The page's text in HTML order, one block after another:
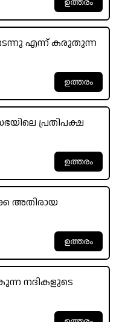
എന്ന് കരുതുന്ന
പ്രതിപക്ഷ
അതിരായ
നദികളുടെ